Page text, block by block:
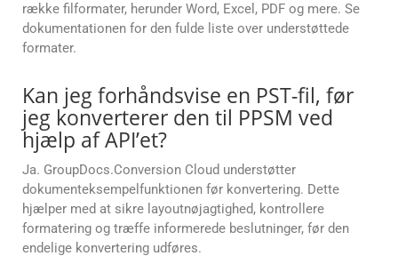
række filformater, herunder Word, Excel, PDF og mere. Se
dokumentationen for den fulde liste over understøttede
formater.
Kan jeg forhåndsvise en PST-fil, før
jeg konverterer den til PPSM ved
hjælp af API’et?
Ja. GroupDocs.Conversion Cloud understøtter
dokumenteksempelfunktionen før konvertering. Dette
hjælper med at sikre layoutnøjagtighed, kontrollere
formatering og træffe informerede beslutninger, før den
endelige konvertering udføres.